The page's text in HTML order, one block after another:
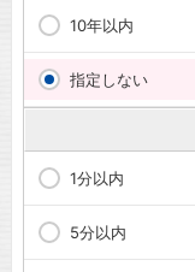
10年以内
指定しない
1分以内
5分以内